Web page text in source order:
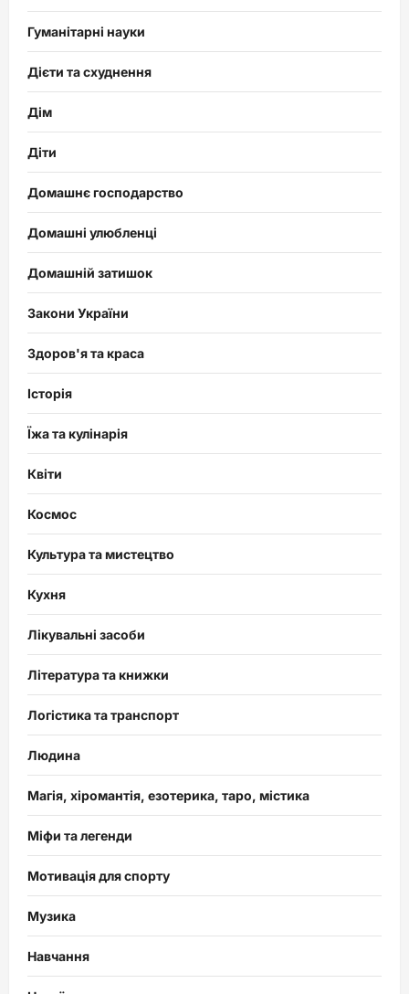
Гуманітарні науки
Дієти та схуднення
Дім
Діти
Домашнє господарство
Домашні улюбленці
Домашній затишок
Закони України
Здоров'я та краса
Історія
Їжа та кулінарія
Квіти
Космос
Культура та мистецтво
Кухня
Лікувальні засоби
Література та книжки
Логістика та транспорт
Людина
Магія, хіромантія, езотерика, таро, містика
Міфи та легенди
Мотивація для спорту
Музика
Навчання